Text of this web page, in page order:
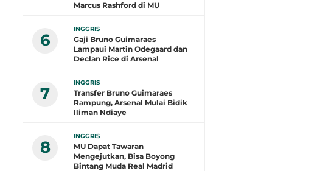
Marcus Rashford di MU
6
INGGRIS
Gaji Bruno Guimaraes
Lampaui Martin Odegaard dan
Declan Rice di Arsenal
7
INGGRIS
Transfer Bruno Guimaraes
Rampung, Arsenal Mulai Bidik
Iliman Ndiaye
8
INGGRIS
MU Dapat Tawaran
Mengejutkan, Bisa Boyong
Bintang Muda Real Madrid